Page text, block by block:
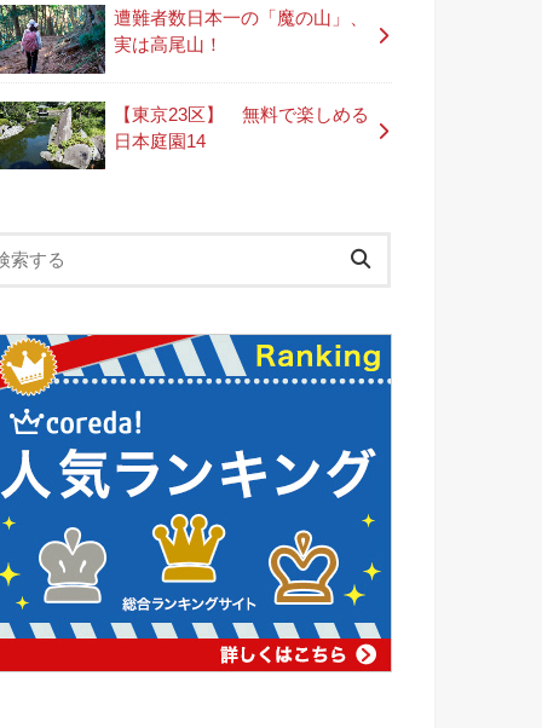
遭難者数日本一の「魔の山」、
実は高尾山！
【東京23区】 無料で楽しめる
日本庭園14